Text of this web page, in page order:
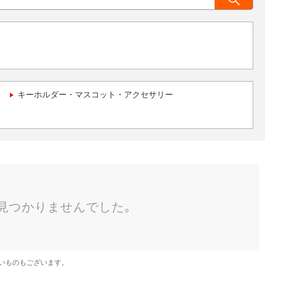
キーホルダー・マスコット・アクセサリー